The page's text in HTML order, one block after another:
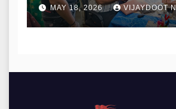
MAY 18, 2026 VIJAYDOOT